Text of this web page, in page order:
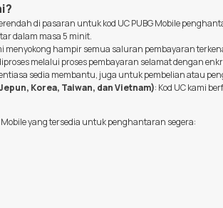
di pasaran untuk kod UC PUBG Mobile
dalam masa 5 minit.
menyokong hampir semua saluran pembayaran
melalui proses pembayaran selamat dengan
sedia membantu, juga untuk pembelian atau
Korea, Taiwan, dan Vietnam): Kod UC kami
yang tersedia untuk penghantaran segera: